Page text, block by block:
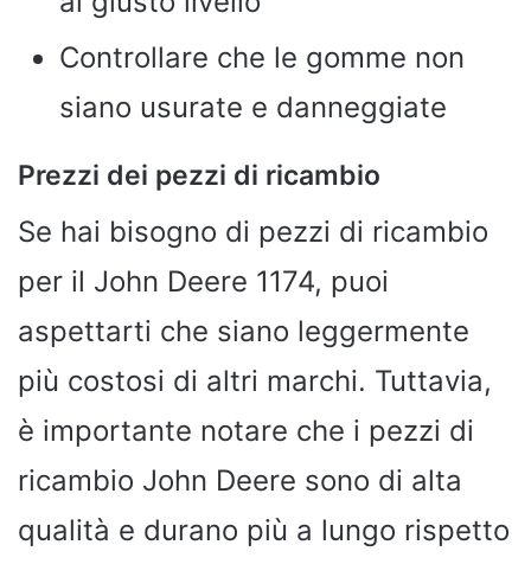
Controllare che le gomme non
siano usurate e danneggiate
Prezzi dei pezzi di ricambio
Se hai bisogno di pezzi di ricambio
per il John Deere 1174, puoi
aspettarti che siano leggermente
più costosi di altri marchi. Tuttavia,
è importante notare che i pezzi di
ricambio John Deere sono di alta
qualità e durano più a lungo rispetto